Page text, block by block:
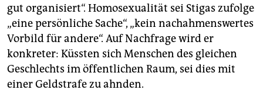
gut organisiert“. Homosexualität sei Stigas zufolge
„eine persönliche Sache“, „kein nachahmenswertes
Vorbild für andere“. Auf Nachfrage wird er
konkreter: Küssten sich Menschen des gleichen
Geschlechts im öffentlichen Raum, sei dies mit
einer Geldstrafe zu ahnden.